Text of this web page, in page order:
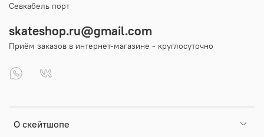
О скейтшопе
Севкабель порт
skateshop.ru@gmail.com
Приём заказов в интернет-магазине - круглосуточно